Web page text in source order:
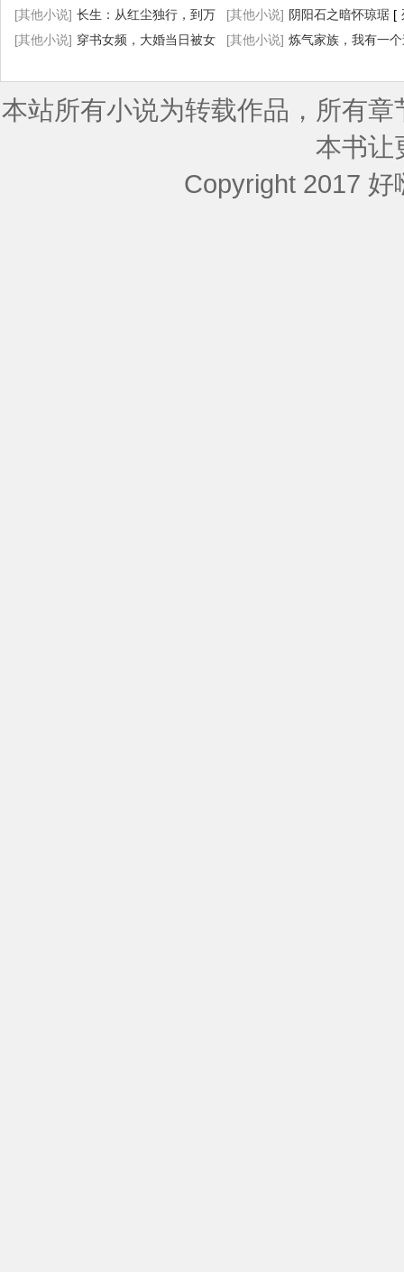
了超凡[ 列表]
[其他小说] 长生：从红尘独行，到万
古长青[ 列表]
[其他小说] 阴阳石之暗怀琼琚 [
[其他小说] 穿书女频，大婚当日被女
[其他小说] 炼气家族，我有一
本站所有小说为转载作品，所有
本书让
Copyright 2017